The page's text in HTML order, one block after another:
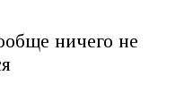
ничего не